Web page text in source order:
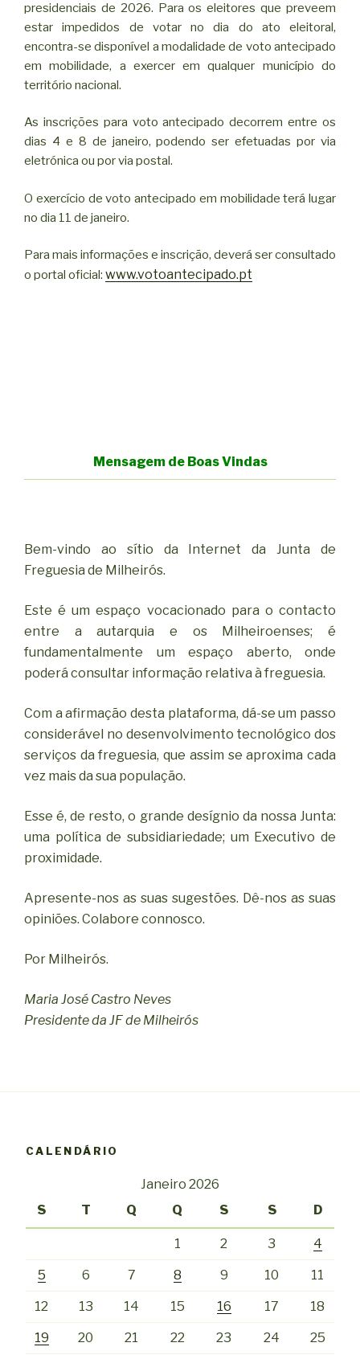
presidenciais de 2026. Para os eleitores que preveem
estar impedidos de votar no dia do ato eleitoral,
encontra-se disponível a modalidade de voto antecipado
em mobilidade, a exercer em qualquer município do
território nacional.
As inscrições para voto antecipado decorrem entre os
dias 4 e 8 de janeiro, podendo ser efetuadas por via
eletrónica ou por via postal.
O exercício de voto antecipado em mobilidade terá lugar
no dia 11 de janeiro.
Para mais informações e inscrição, deverá ser consultado
o portal oficial: www.votoantecipado.pt
Mensagem de Boas Vindas
Bem-vindo ao sítio da Internet da Junta de
Freguesia de Milheirós.
Este é um espaço vocacionado para o contacto
entre a autarquia e os Milheiroenses; é
fundamentalmente um espaço aberto, onde
poderá consultar informação relativa à freguesia.
Com a afirmação desta plataforma, dá-se um passo
considerável no desenvolvimento tecnológico dos
serviços da freguesia, que assim se aproxima cada
vez mais da sua população.
Esse é, de resto, o grande desígnio da nossa Junta:
uma política de subsidiariedade; um Executivo de
proximidade.
Apresente-nos as suas sugestões. Dê-nos as suas
opiniões. Colabore connosco.
Por Milheirós.
Maria José Castro Neves
Presidente da JF de Milheirós
CALENDÁRIO
Janeiro 2026
S
T Q Q S S D
1 2 3 4
5 6 7 8 9 10 11
12 13 14 15 16 17 18
19 20 21 22 23 24 25